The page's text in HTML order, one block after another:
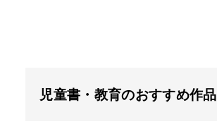
児童書・教育のおすすめ作品